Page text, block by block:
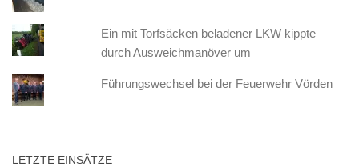
Ein mit Torfsäcken beladener LKW kippte
durch Ausweichmanöver um
Führungswechsel bei der Feuerwehr Vörden
LETZTE EINSÄTZE